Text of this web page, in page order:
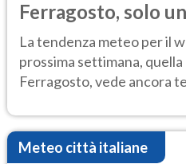
Ferragosto, solo
Ecco dove
La tendenza meteo per il
prossima settimana,
Ferragosto, vede ancora
Meteo città italiane